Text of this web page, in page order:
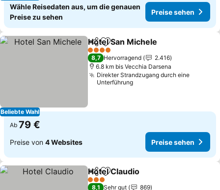
Wähle Reisedaten aus, um die genauen
Preise zu sehen
Preise sehen
Beliebte Wahl
TeilenZu Favoriten hinzufügen
Hotel San Michele
4 Sterne
8,7 Hervorragend
2.416
6.8 km bis Vecchia Darsena
Direkter Strandzugang durch eine
Unterführung
Ab 79 €
Preise von 4 Websites Preise sehen
TeilenZu Favoriten hinzufügen
Hotel Claudio
3 Sterne
8,1 Sehr gut
869